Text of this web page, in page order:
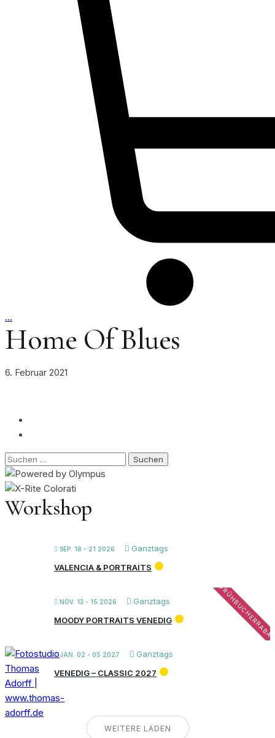
…
Home Of Blues
6. Februar 2021
Suchen
nach:
Workshop
SEP. 18 - 21 2026
Ganztags
VALENCIA & PORTRAITS
NOV. 13 - 15 2026 Ganztags
MOODY PORTRAITS VENEDIG
JAN. 02 - 05 2027
Ganztags
VENEDIG – CLASSIC 2027
WEITERE LADEN